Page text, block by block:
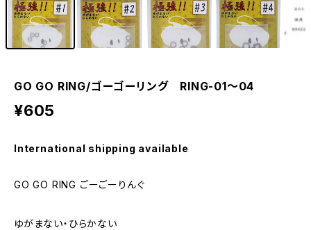
GO GO RING/ゴーゴーリング ‎RING-01〜04
¥605
International shipping available
GO GO RING ごーごーりんぐ
ゆがまない・ひらかない